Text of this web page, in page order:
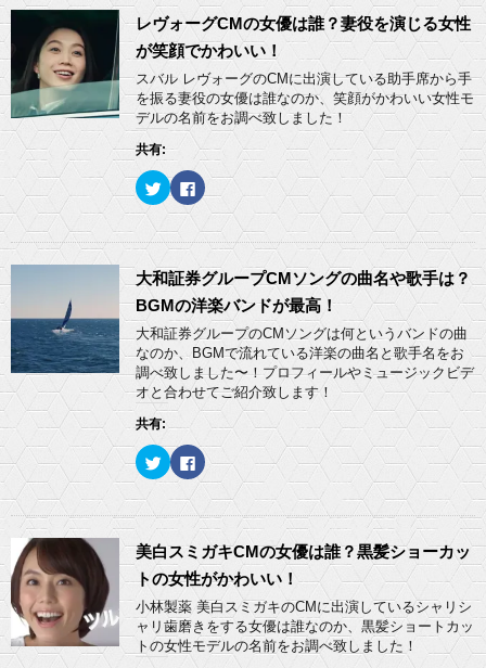
T
w
t
t
e
r
で
共
有
新
し
い
ウ
ィ
ン
ド
ウ
開
き
す
o
k
で
共
有
す
る
に
は
ク
ッ
ク
し
て
く
さ
い
新
し
い
ウ
ン
ド
ウ
で
開
き
ま
レヴォーグCMの女優は誰？妻役を演じる女性
が笑顔でかわいい！
スバル レヴォーグのCMに出演している助手席から手
を振る妻役の女優は誰なのか、笑顔がかわいい女性モ
デルの名前をお調べ致しました！
共有:
ク
リ
ッ
し
て
w
i
t
t
e
r
で
共
有
(
し
い
ウ
ィ
ン
ド
ウ
開
ま
す
)
F
a
b
k
で
共
有
す
る
に
は
ク
リ
て
く
だ
さ
新
い
ウ
ィ
ン
ド
ウ
で
開
き
大和証券グループCMソングの曲名や歌手は？
BGMの洋楽バンドが最高！
大和証券グループのCMソングは何というバンドの曲
なのか、BGMで流れている洋楽の曲名と歌手名をお
調べ致しました〜！プロフィールやミュージックビデ
オと合わせてご紹介致します！
共有:
ク
リ
ッ
ク
て
w
i
t
t
e
r
で
共
有
F
a
c
o
k
で
共
有
す
る
に
は
ク
美白スミガキCMの女優は誰？黒髪ショーカッ
トの女性がかわいい！
小林製薬 美白スミガキのCMに出演しているシャリシ
ャリ歯磨きをする女優は誰なのか、黒髪ショートカッ
トの女性モデルの名前をお調べ致しました！